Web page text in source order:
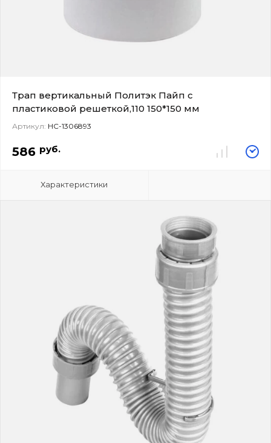
Трап вертикальный Политэк Пайп с
пластиковой решеткой,110 150*150 мм
Артикул: НС-1306893
586 руб.
Характеристики